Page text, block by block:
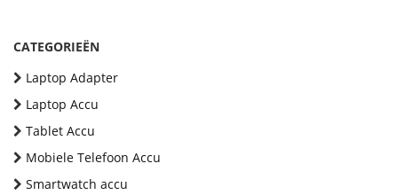
CATEGORIEËN
Laptop Adapter
Laptop Accu
Tablet Accu
Mobiele Telefoon Accu
Smartwatch accu